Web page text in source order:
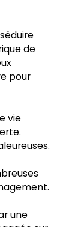
de
pour
vie
une